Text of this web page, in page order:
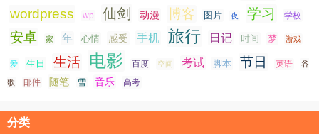
wordpress wp 仙剑 动漫 博客 图片 夜 学习 学校
安卓 家 年 心情 感受 手机 旅行 日记 时间 梦 游戏
爱 生日 生活 电影 百度 空间 考试 脚本 节日 英语 谷
歌 邮件 随笔 雪 音乐 高考
分类